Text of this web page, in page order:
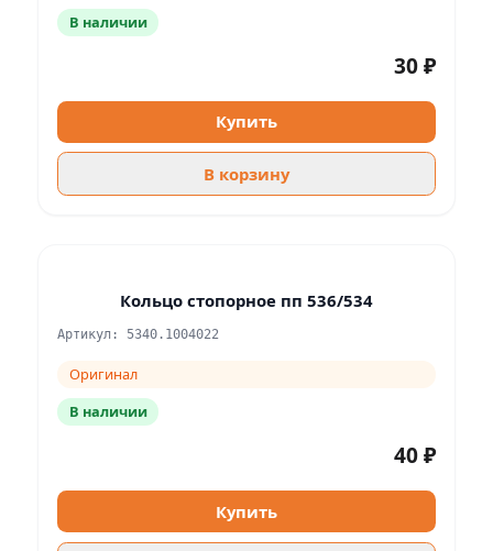
В наличии
30 ₽
Купить
В корзину
Кольцо стопорное пп 536/534
Артикул: 5340.1004022
Оригинал
В наличии
40 ₽
Купить